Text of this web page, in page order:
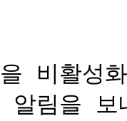
을 비활
알림을